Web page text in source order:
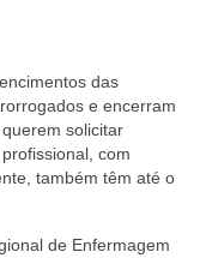
de Contas
das
e encerram
solicitar
com
também têm até o
de Enfermagem